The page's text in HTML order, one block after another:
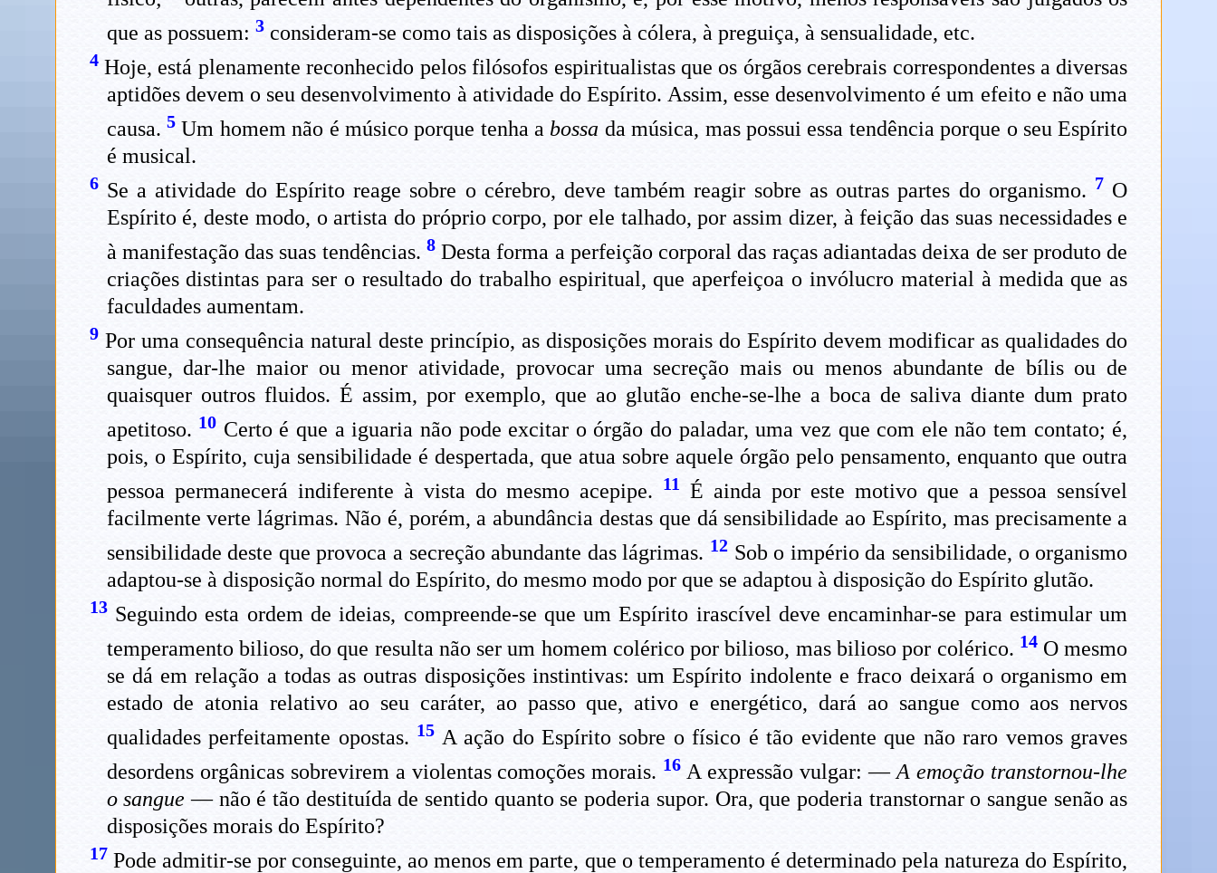
que as possuem: 3consideram-se como tais as disposições à cólera, à preguiça, à sensualidade, etc.
4Hoje, está plenamente reconhecido pelos filósofos espiritualistas que os órgãos cerebrais correspondentes a diversas
aptidões devem o seu desenvolvimento à atividade do Espírito. Assim, esse desenvolvimento é um efeito e não uma
causa. 5Um homem não é músico porque tenha a bossa da música, mas possui essa tendência porque o seu Espírito
é musical.
6Se a atividade do Espírito reage sobre o cérebro, deve também reagir sobre as outras partes do organismo. 7 O
Espírito é, deste modo, o artista do próprio corpo, por ele talhado, por assim dizer, à feição das suas necessidades e
à manifestação das suas tendências. 8Desta forma a perfeição corporal das raças adiantadas deixa de ser produto de
criações distintas para ser o resultado do trabalho espiritual, que aperfeiçoa o invólucro material à medida que as
faculdades aumentam.
9Por uma consequência natural deste princípio, as disposições morais do Espírito devem modificar as qualidades do
sangue, dar-lhe maior ou menor atividade, provocar uma secreção mais ou menos abundante de bílis ou de
quaisquer outros fluidos. É assim, por exemplo, que ao glutão enche-se-lhe a boca de saliva diante dum prato
apetitoso. 10 Certo é que a iguaria não pode excitar o órgão do paladar, uma vez que com ele não tem contato; é,
pois, o Espírito, cuja sensibilidade é despertada, que atua sobre aquele órgão pelo pensamento, enquanto que outra
pessoa permanecerá indiferente à vista do mesmo acepipe. 11
É ainda por este motivo que a pessoa sensível
facilmente verte lágrimas. Não é, porém, a abundância destas que dá sensibilidade ao Espírito, mas precisamente a
sensibilidade deste que provoca a secreção abundante das lágrimas. 12 Sob o império da sensibilidade, o organismo
adaptou-se à disposição normal do Espírito, do mesmo modo por que se adaptou à disposição do Espírito glutão.
13Seguindo esta ordem de ideias, compreende-se que um Espírito irascível deve encaminhar-se para estimular um
temperamento bilioso, do que resulta não ser um homem colérico por bilioso, mas bilioso por colérico. 14O mesmo
se dá em relação a todas as outras disposições instintivas: um Espírito indolente e fraco deixará o organismo em
estado de atonia relativo ao seu caráter, ao passo que, ativo e energético, dará ao sangue como aos nervos
qualidades perfeitamente opostas. 15 A ação do Espírito sobre o físico é tão evidente que não raro vemos graves
desordens orgânicas sobrevirem a violentas comoções morais. 16 A expressão vulgar: —A emoção transtornou-lhe
o sangue — não é tão destituída de sentido quanto se poderia supor. Ora, que poderia transtornar o sangue senão as
disposições morais do Espírito?
17 Pode admitir-se por conseguinte, ao menos em parte, que o temperamento é determinado pela natureza do Espírito,